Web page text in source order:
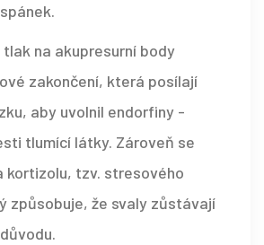
tlak na akupresurní body
zakončení, která posílají
aby uvolnil endorfiny -
tlumící látky. Zároveň se
kortizolu, tzv. stresového
způsobuje, že svaly zůstávají